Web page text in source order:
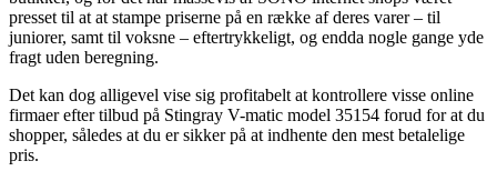
presset til at at stampe priserne på en række af deres varer – til
juniorer, samt til voksne – eftertrykkeligt, og endda nogle gange yde
fragt uden beregning.
Det kan dog alligevel vise sig profitabelt at kontrollere visse online
firmaer efter tilbud på Stingray V-matic model 35154 forud for at du
shopper, således at du er sikker på at indhente den mest betalelige
pris.